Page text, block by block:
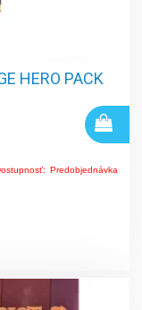
HERO PACK
Predobjednávka